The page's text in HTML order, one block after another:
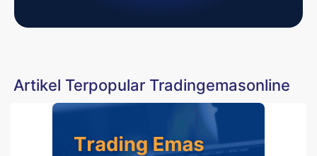
Artikel Terpopular Tradingemasonline